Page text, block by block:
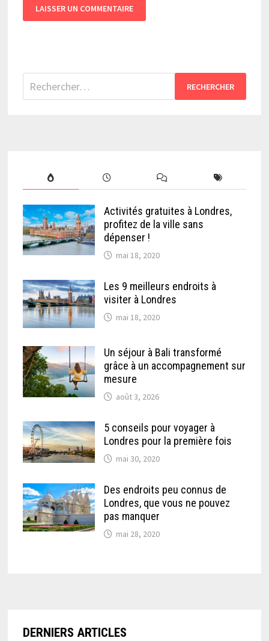
Rechercher :
Activités gratuites à Londres,
profitez de la ville sans
dépenser !
mai 18, 2020
Les 9 meilleurs endroits à
visiter à Londres
mai 18, 2020
Un séjour à Bali transformé
grâce à un accompagnement sur
mesure
août 3, 2026
5 conseils pour voyager à
Londres pour la première fois
mai 30, 2020
Des endroits peu connus de
Londres, que vous ne pouvez
pas manquer
mai 28, 2020
DERNIERS ARTICLES